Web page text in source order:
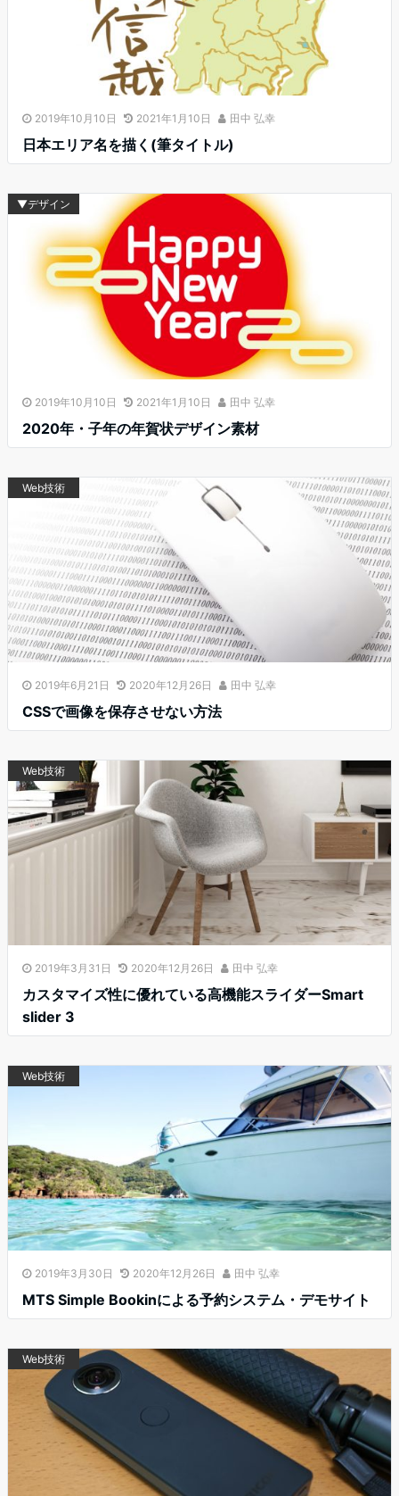
2019年10月10日 2021年1月10日 田中 弘幸
日本エリア名を描く(筆タイトル)
▼デザイン
2019年10月10日 2021年1月10日 田中 弘幸
2020年・子年の年賀状デザイン素材
Web技術
2019年6月21日 2020年12月26日 田中 弘幸
CSSで画像を保存させない方法
Web技術
2019年3月31日 2020年12月26日 田中 弘幸
カスタマイズ性に優れている高機能スライダーSmart
slider 3
Web技術
2019年3月30日 2020年12月26日 田中 弘幸
MTS Simple Bookinによる予約システム・デモサイト
Web技術